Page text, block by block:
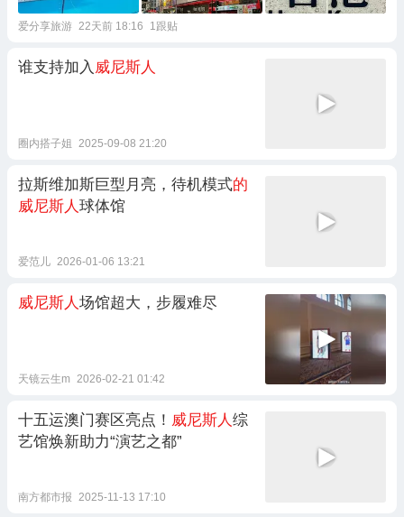
爱分享旅游 22天前 18:16 1跟贴
谁支持加入 威尼斯人
圈内搭子姐 2025-09-08 21:20
拉斯维加斯巨型月亮，待机模式的
威尼斯人球体馆
爱范儿 2026-01-06 13:21
威尼斯人 场馆超大，步履难尽
天镜云生m 2026-02-21 01:42
十五运澳门赛区亮点！ 威尼斯人综
艺馆焕新助力“演艺之都”
南方都市报 2025-11-13 17:10